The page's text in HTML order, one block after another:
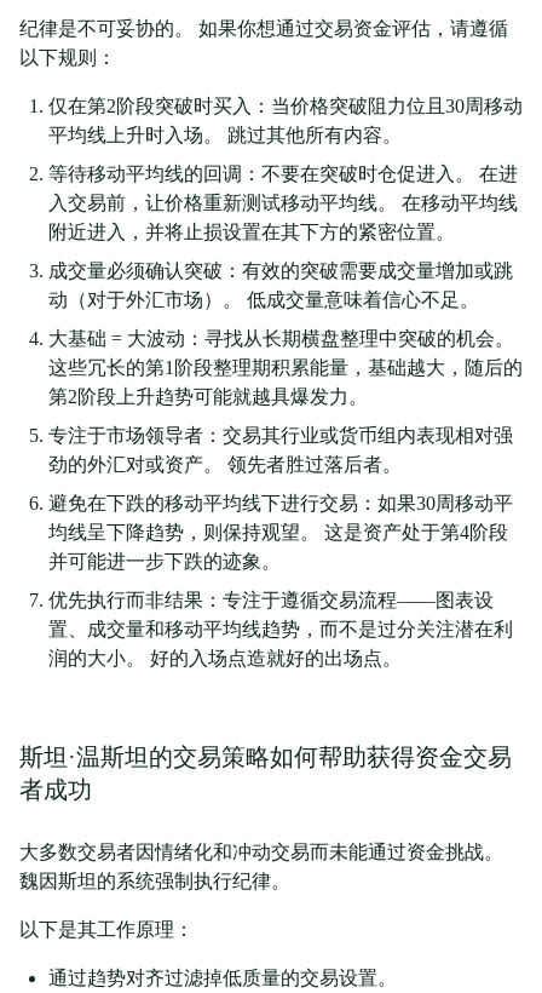
纪律是不可妥协的。 如果你想通过交易资金评估，请遵循
以下规则：
仅在第2阶段突破时买入：当价格突破阻力位且30周移动
平均线上升时入场。 跳过其他所有内容。
等待移动平均线的回调：不要在突破时仓促进入。 在进
入交易前，让价格重新测试移动平均线。 在移动平均线
附近进入，并将止损设置在其下方的紧密位置。
成交量必须确认突破：有效的突破需要成交量增加或跳
动（对于外汇市场）。 低成交量意味着信心不足。
大基础 = 大波动：寻找从长期横盘整理中突破的机会。
这些冗长的第1阶段整理期积累能量，基础越大，随后的
第2阶段上升趋势可能就越具爆发力。
专注于市场领导者：交易其行业或货币组内表现相对强
劲的外汇对或资产。 领先者胜过落后者。
避免在下跌的移动平均线下进行交易：如果30周移动平
均线呈下降趋势，则保持观望。 这是资产处于第4阶段
并可能进一步下跌的迹象。
优先执行而非结果：专注于遵循交易流程——图表设
置、成交量和移动平均线趋势，而不是过分关注潜在利
润的大小。 好的入场点造就好的出场点。
斯坦·温斯坦的交易策略如何帮助获得资金交易
者成功
大多数交易者因情绪化和冲动交易而未能通过资金挑战。
魏因斯坦的系统强制执行纪律。
以下是其工作原理：
通过趋势对齐过滤掉低质量的交易设置。